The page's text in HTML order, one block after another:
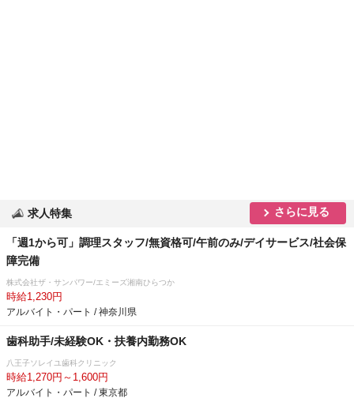
求人特集 さらに見る
「週1から可」調理スタッフ/無資格可/午前のみ/デイサービス/社会保
障完備
株式会社ザ・サンパワー/エミーズ湘南ひらつか
時給1,230円
アルバイト・パート / 神奈川県
歯科助手/未経験OK・扶養内勤務OK
八王子ソレイユ歯科クリニック
時給1,270円～1,600円
アルバイト・パート / 東京都